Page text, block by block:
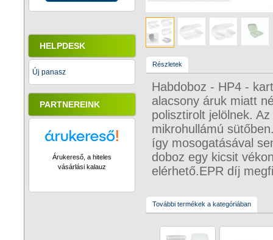
HELPDESK
Új panasz
PARTNEREINK
Árukereső, a hiteles
vásárlási kalauz
Részletek
Habdoboz - HP4 -
alacsony áruk miatt
polisztirolt jelölnek.
mikrohullámú
így mosogatásával
doboz egy kicsit
elérhető.EPR díj
További termékek a kategóriában